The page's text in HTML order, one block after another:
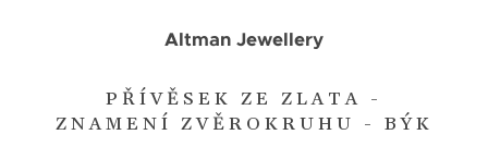
PŘÍVĚSEK ZE ZLATA -
ZNAMENÍ ZVĚROKRUHU - BÝK
Altman Jewellery